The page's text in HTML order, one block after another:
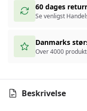
60 dages
Se venligst
Danmarks
Over 4000
Beskrivelse